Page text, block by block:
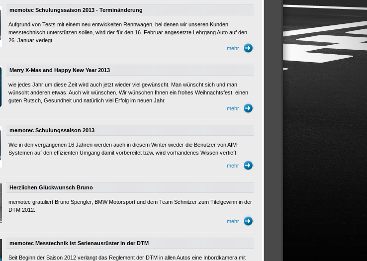
memotec Schulungssaison 2013 - Terminänderung
Aufgrund von Tests mit einem neu entwickelten Rennwagen, bei denen wir unseren Kunden
messtechnisch unterstützen sollen, wird der für den 16. Februar angesetzte Lehrgang Auto auf den
26. Januar verlegt.
mehr
Merry X-Mas and Happy New Year 2013
wie jedes Jahr um diese Zeit wird auch jetzt wieder viel gewünscht. Man wünscht sich und man
wünscht anderen etwas. Auch wir wünschen. Wir wünschen Ihnen ein frohes Weihnachtsfest, einen
guten Rutsch, Gesundheit und natürlich viel Erfolg im neuen Jahr.
mehr
memotec Schulungssaison 2013
Wie in den vergangenen 16 Jahren werden auch in diesem Winter wieder die Benutzer von AIM-
Systemen auf den effizienten Umgang damit vorbereitet bzw. wird vorhandenes Wissen vertieft.
mehr
Herzlichen Glückwunsch Bruno
memotec gratuliert Bruno Spengler, BMW Motorsport und dem Team Schnitzer zum Titelgewinn in der
DTM 2012.
mehr
memotec Messtechnik ist Serienausrüster in der DTM
Seit Beginn der Saison 2012 verlangt das Reglement der DTM in allen Autos eine Inbordkamera mit